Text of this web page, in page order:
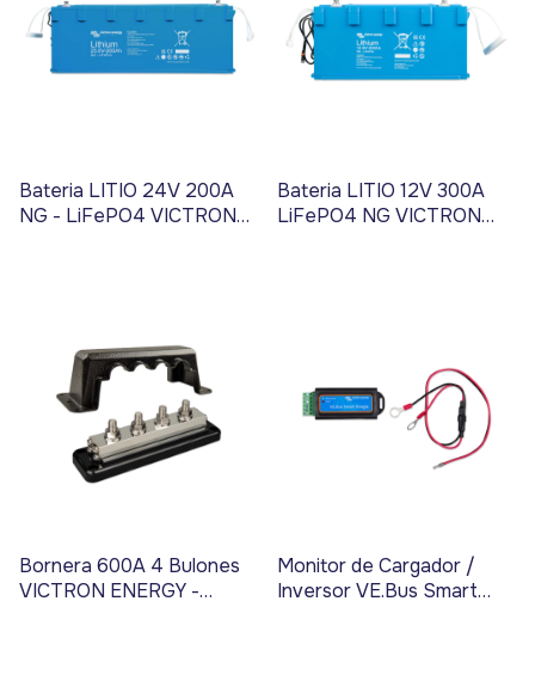
Bateria LITIO 24V 200A
NG - LiFePO4 VICTRON
Bateria LITIO 12V 300A
LiFePO4 NG VICTRON
Bornera 600A 4 Bulones
VICTRON ENERGY -
Monitor de Cargador /
Inversor VE.Bus Smart